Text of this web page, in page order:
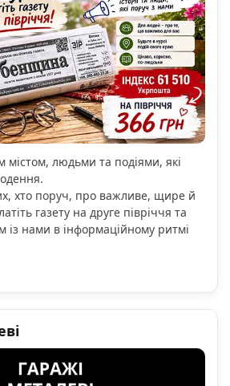
містом, людьми та подіями, які
хто поруч, про важливе, щире й
газету на друге півріччя та
із нами в інформаційному ритмі